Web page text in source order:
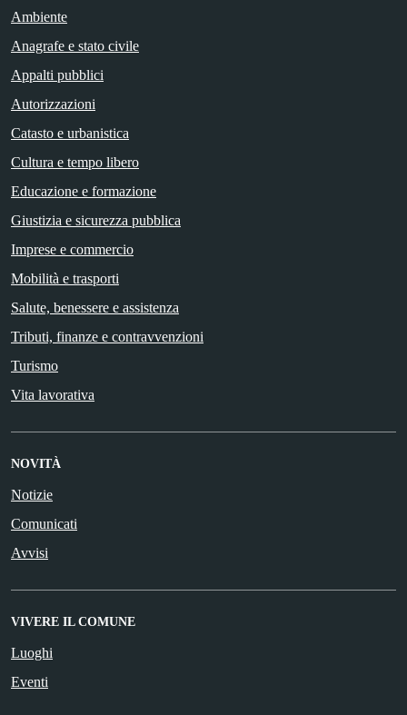
Ambiente
Anagrafe e stato civile
Appalti pubblici
Autorizzazioni
Catasto e urbanistica
Cultura e tempo libero
Educazione e formazione
Giustizia e sicurezza pubblica
Imprese e commercio
Mobilità e trasporti
Salute, benessere e assistenza
Tributi, finanze e contravvenzioni
Turismo
Vita lavorativa
NOVITÀ
Notizie
Comunicati
Avvisi
VIVERE IL COMUNE
Luoghi
Eventi